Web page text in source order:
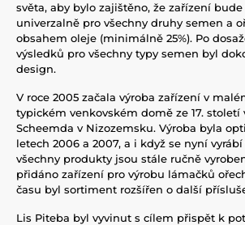
světa, aby bylo zajištěno, že zařízení
univerzalně pro všechny druhy semen a
obsahem oleje (minimálně 25%). Po
výsledků pro všechny typy semen byl
design.
V roce 2005 začala výroba zařízení v
typickém venkovském domě ze 17. století
Scheemda v Nizozemsku. Výroba byla
letech 2006 a 2007, a i když se nyní
všechny produkty jsou stále ručně
přidáno zařízení pro výrobu lámačků
času byl sortiment rozšířen o další
Lis Piteba byl vyvinut s cílem přispět k